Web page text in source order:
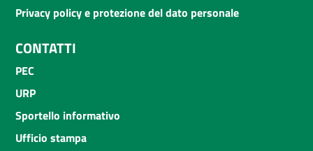
Privacy policy e protezione del dato personale
CONTATTI
PEC
URP
Sportello informativo
Ufficio stampa